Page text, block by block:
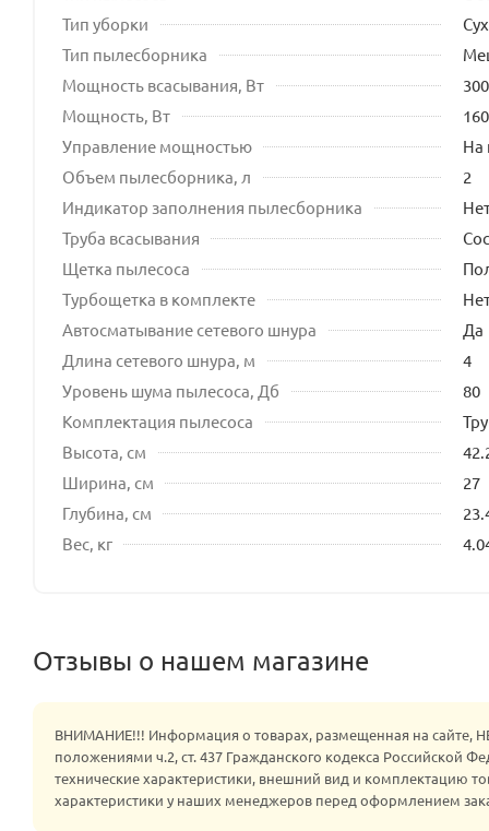
Тип уборки
Тип пылесборника
Мощность всасывания, Вт
300
Мощность, Вт
Управление мощностью
На
Объем пылесборника, л
2
Индикатор заполнения пылесборника
Труба всасывания
Щетка пылесоса
Турбощетка в комплекте
Автосматывание сетевого шнура
Да
Длина сетевого шнура, м
4
Уровень шума пылесоса, Дб
80
Комплектация пылесоса
Высота, см
Ширина, см
27
Глубина, см
Вес, кг
Отзывы о нашем магазине
ВНИМАНИЕ!!! Информация о товарах, размещенная на сайте,
положениями ч.2, ст. 437 Гражданского кодекса Российской
технические характеристики, внешний вид и комплектацию
характеристики у наших менеджеров перед оформлением